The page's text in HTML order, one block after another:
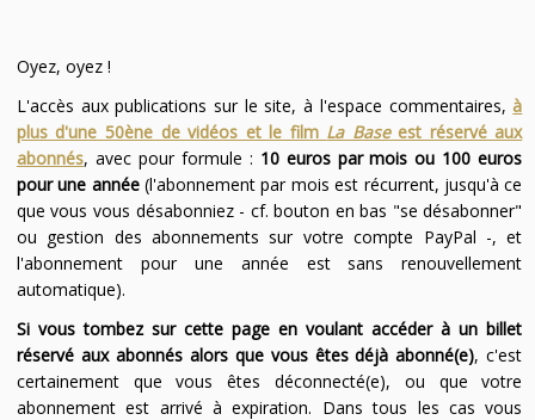
Oyez, oyez !
L'accès aux publications sur le site, à l'espace commentaires,à
plus d'une 50ène de vidéos et le film La Baseest réservé aux
abonnés, avec pour formule : 10 euros par mois ou 100 euros
pour une année(l'abonnement par mois est récurrent, jusqu'à ce
que vous vous désabonniez - cf. bouton en bas "se désabonner"
ou gestion des abonnements sur votre compte PayPal -, et
l'abonnement pour une année est sans renouvellement
automatique).
Si vous tombez sur cette page en voulant accéder à un billet
réservé aux abonnés alors que vous êtes déjà abonné(e), c'est
certainement que vous êtes déconnecté(e), ou que votre
abonnement est arrivé à expiration. Dans tous les cas vous